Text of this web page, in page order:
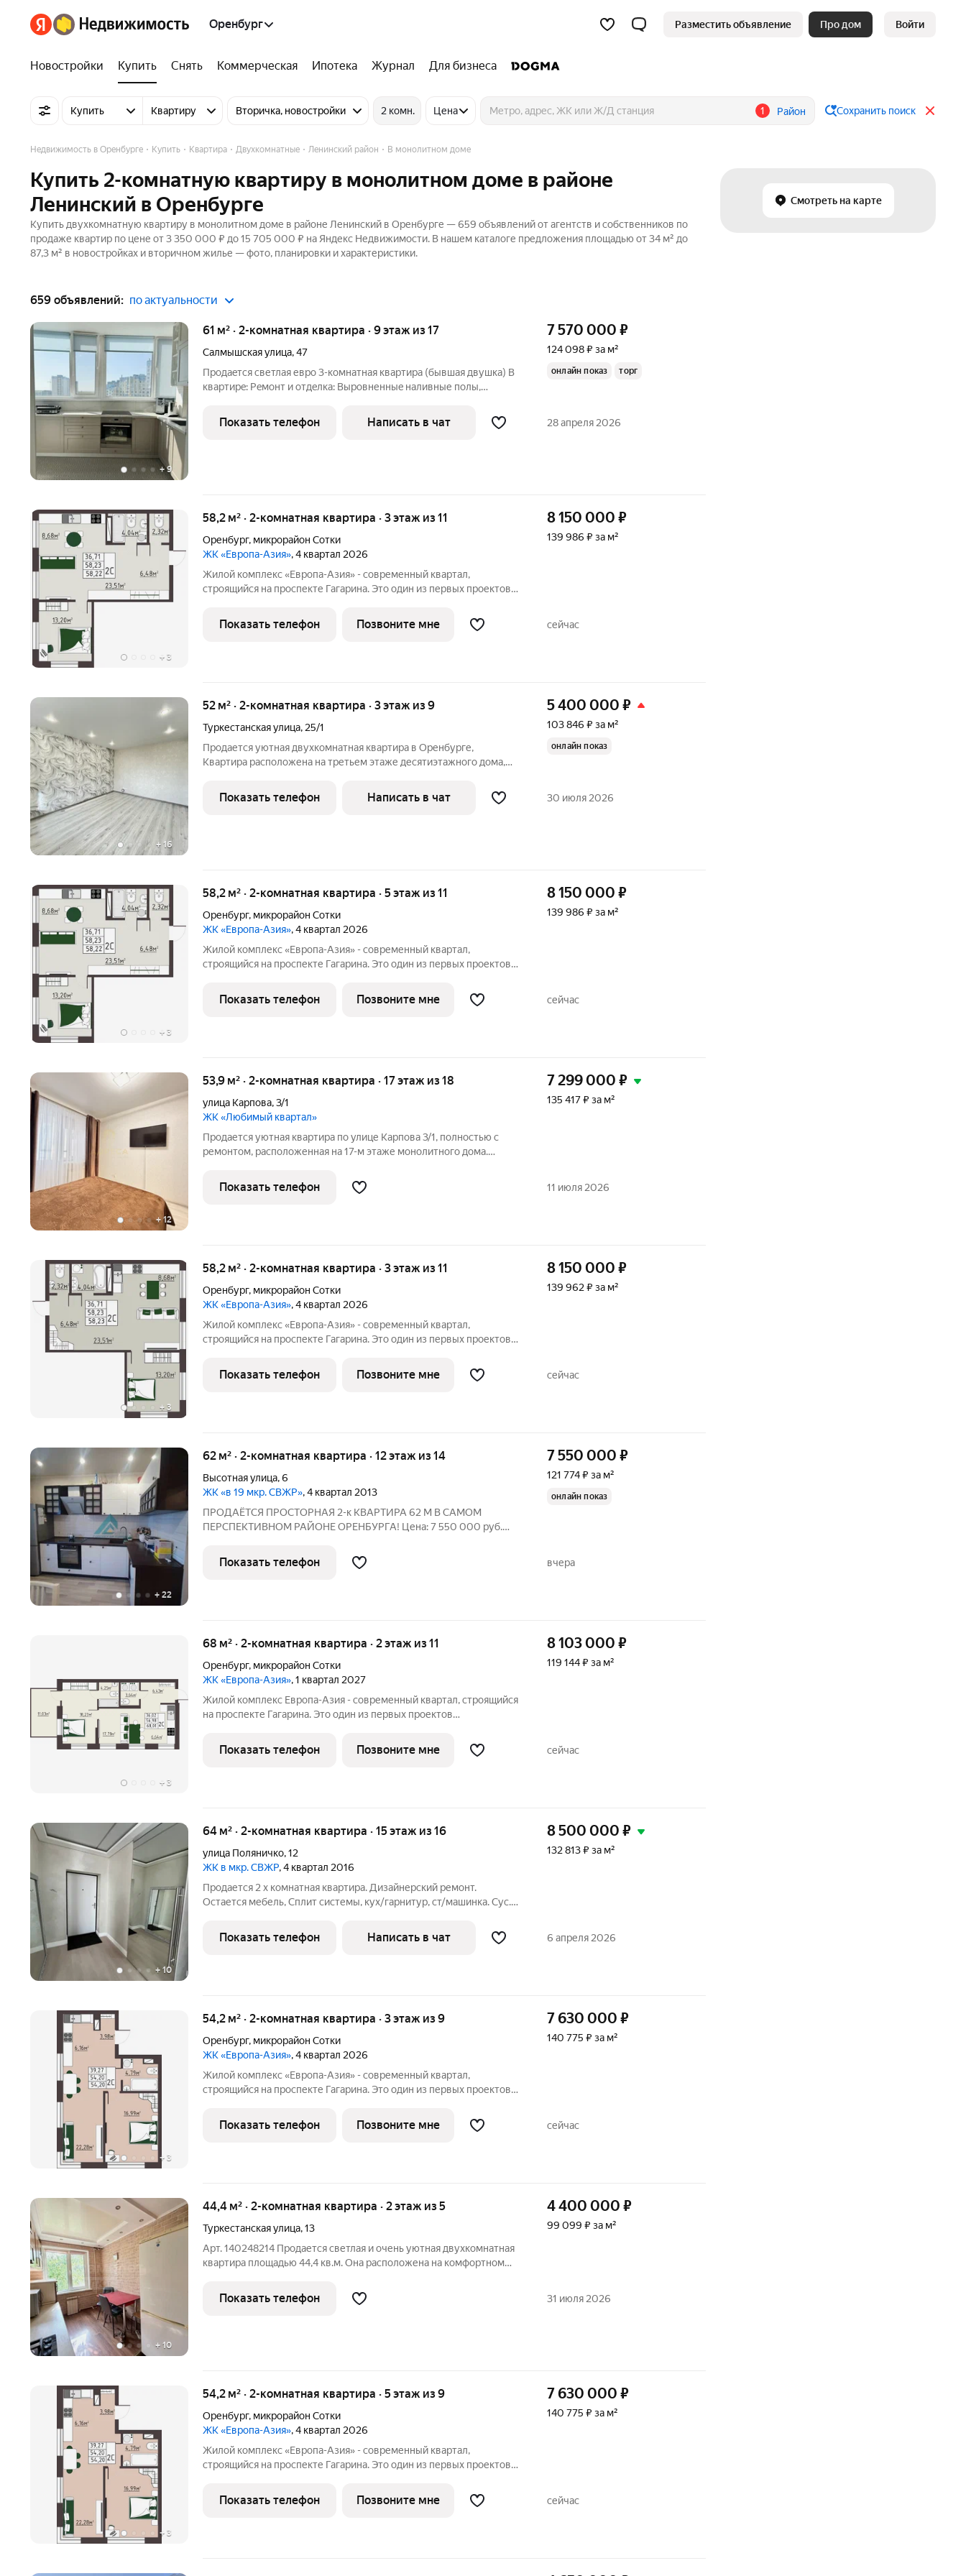
Оренбург Разместить объявление Про дом Войти
Новостройки Купить Снять Коммерческая Ипотека Журнал Для бизнеса
Купить Квартиру Вторичка, новостройки 2 комн. Цена 1 Район Сохранить поиск
Смотреть на карте
Недвижимость в Оренбурге Купить Квартира Двухкомнатные Ленинский район В монолитном доме
Купить 2-комнатную квартиру в монолитном доме в районе
Ленинский в Оренбурге
Купить двухкомнатную квартиру в монолитном доме в районе Ленинский в Оренбурге — 659 объявлений от агентств и собственников по
продаже квартир по цене от 3 350 000 ₽ до 15 705 000 ₽ на Яндекс Недвижимости. В нашем каталоге предложения площадью от 34 м² до
87,3 м² в новостройках и вторичном жилье — фото, планировки и характеристики.
659 объявлений: по актуальности
+9
61 м² · 2-комнатная квартира · 9 этаж из 17
Салмышская улица,47
Пpoдaeтcя cветлая евpo 3-комнaтная кваpтиpa (бывшaя двушкa) В
квapтиpe: Peмoнт и отдeлкa: Bыpoвненныe наливные полы,
Рrofil Dоors. Koмфopт: Устанoвлeна coвpеменная сантехника,
кондиционер,
7 570 000 ₽
124 098 ₽ за м²
онлайн показ торг
Показать телефон Написать в чат 28 апреля 2026
+ 3
58,2 м² · 2-комнатная квартира · 3 этаж из 11
Оренбург, микрорайон Сотки
ЖК «Европа-Азия», 4 квартал 2026
Жилой комплекс «Европа-Азия» - современный квартал,
строящийся на проспекте Гагарина. Это один из первых проектов
подход к проектированию и организации жизни по стандартам
комплексного развития
8 150 000 ₽
139 986 ₽ за м²
Показать телефон Позвоните мне сейчас
+ 16
52 м² · 2-комнатная квартира · 3 этаж из 9
Туркестанская улица, 25/1
Продается уютная двухкомнатная квартира в Оренбурге,
Квартира расположена на третьем этаже десятиэтажного дома,
кв. м, а площадь кухни 9 кв. м. Высота потолков 2.9 метра, что
создает
5 400 000 ₽
103 846 ₽ за м²
онлайн показ
Показать телефон Написать в чат 30 июля 2026
+ 3
58,2 м² · 2-комнатная квартира · 5 этаж из 11
Оренбург, микрорайон Сотки
ЖК «Европа-Азия», 4 квартал 2026
Жилой комплекс «Европа-Азия» - современный квартал,
строящийся на проспекте Гагарина. Это один из первых проектов
подход к проектированию и организации жизни по стандартам
комплексного развития
8 150 000 ₽
139 986 ₽ за м²
Показать телефон Позвоните мне сейчас
+12
53,9 м² · 2-комнатная квартира · 17 этаж из 18
улица Карпова,3/1
ЖК «Любимый квартал»
Продается уютная квартира по улице Карпова 3/1, полностью с
ремонтом, расположенная на 17-м этаже монолитного дома.
санузел - полностью в кафеле, просторный коридор! Во всех
комнатах на полу
7 299 000 ₽
135 417 ₽ за м²
Показать телефон 11 июля 2026
+ 3
58,2 м² · 2-комнатная квартира · 3 этаж из 11
Оренбург, микрорайон Сотки
ЖК «Европа-Азия», 4 квартал 2026
Жилой комплекс «Европа-Азия» - современный квартал,
строящийся на проспекте Гагарина. Это один из первых проектов
подход к проектированию и организации жизни по стандартам
комплексного развития
8 150 000 ₽
139 962 ₽ за м²
Показать телефон Позвоните мне сейчас
+ 22
62 м² · 2-комнатная квартира · 12 этаж из 14
Высотная улица,6
ЖК «в 19 мкр. СВЖР», 4 квартал 2013
ПРОДАЁТСЯ ПРОСТОРНАЯ 2-к КВАРТИРА 62 М В САМОМ
ПЕРСПЕКТИВНОМ РАЙОНЕ ОРЕНБУРГА! Цена: 7 550 000 руб.
отличное соотношение цены и качества! ПЛАНИРОВКА ДЛЯ
УЮТНОЙ ЖИЗНИ: Большая гостиная +
7 550 000 ₽
121 774 ₽ за м²
онлайн показ
Показать телефон вчера
+ 3
68 м² · 2-комнатная квартира · 2 этаж из 11
Оренбург, микрорайон Сотки
ЖК «Европа-Азия», 1 квартал 2027
Жилой комплекс Европа-Азия - современный квартал, строящийся
на проспекте Гагарина. Это один из первых проектов
подход к проектированию и организации жизни по стандартам
комплексного развития
8 103 000 ₽
119 144 ₽ за м²
Показать телефон Позвоните мне сейчас
+ 10
64 м² · 2-комнатная квартира · 15 этаж из 16
улица Поляничко,12
ЖК в мкр. СВЖР, 4 квартал 2016
Продается 2 х комнатная квартира. Дизайнерский ремонт.
Остается мебель, Сплит системы, кух/гарнитур, ст/машинка. Сус.
места, за отдельную оплату.
8 500 000 ₽
132 813 ₽ за м²
Показать телефон Написать в чат 6 апреля 2026
+ 3
54,2 м² · 2-комнатная квартира · 3 этаж из 9
Оренбург, микрорайон Сотки
ЖК «Европа-Азия», 4 квартал 2026
Жилой комплекс «Европа-Азия» - современный квартал,
строящийся на проспекте Гагарина. Это один из первых проектов
подход к проектированию и организации жизни по стандартам
комплексного развития
7 630 000 ₽
140 775 ₽ за м²
Показать телефон Позвоните мне сейчас
+ 10
44,4 м² · 2-комнатная квартира · 2 этаж из 5
Туркестанская улица,13
Арт. 140248214 Продается светлая и очень уютная двухкомнатная
квартира площадью 44,4 кв.м. Она расположена на комфортном
необходимое буквально под рукой. В квартире выполнен
качественный ремонт в
4 400 000 ₽
99 099 ₽ за м²
Показать телефон 31 июля 2026
+ 3
54,2 м² · 2-комнатная квартира · 5 этаж из 9
Оренбург, микрорайон Сотки
ЖК «Европа-Азия», 4 квартал 2026
Жилой комплекс «Европа-Азия» - современный квартал,
строящийся на проспекте Гагарина. Это один из первых проектов
подход к проектированию и организации жизни по стандартам
комплексного развития
7 630 000 ₽
140 775 ₽ за м²
Показать телефон Позвоните мне сейчас